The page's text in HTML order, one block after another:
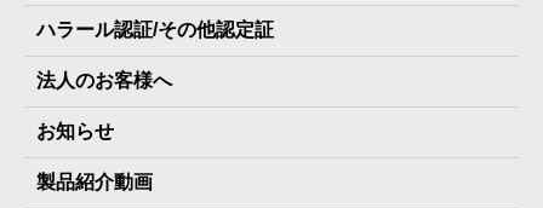
The Next Dekade7年保存
JARAペットフード7年保存
その他製品
JARA(ペット⽤防災備蓄⾷)について
地産地消パッケージについて
社⻑ご挨拶
スタッフ紹介
会社概要
製品納入実績
ハラール認証/その他認定証
法人のお客様へ
お知らせ
製品紹介動画